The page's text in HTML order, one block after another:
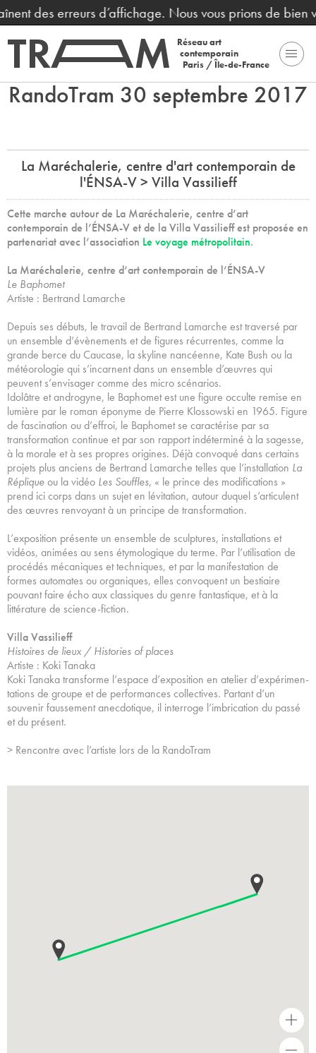
des erreurs d’affichage. Nous vous prions de bien
Réseau art
contemporain
Paris / Île-de-France
RandoTram 30 septembre 2017
La Maréchalerie, centre d'art contemporain de
l'ÉNSA-V > Villa Vassilieff
Cette marche autour de La Maréchalerie, centre d’art
contemporain de l’ÉNSA-V et de la Villa Vassilieff est proposée en
partenariat avec l’association Le voyage métropolitain.
La Maréchalerie, centre d’art contemporain de l’ÉNSA-V
Le Baphomet
Artiste : Bertrand Lamarche
Depuis ses débuts, le travail de Bertrand Lamarche est traversé par
un ensemble d’évènements et de figures récurrentes, comme la
grande berce du Caucase, la skyline nancéenne, Kate Bush ou la
météorologie qui s’incarnent dans un ensemble d’œuvres qui
peuvent s’envisager comme des micro scénarios.
Idolâtre et androgyne, le Baphomet est une figure occulte remise en
lumière par le roman éponyme de Pierre Klossowski en 1965. Figure
de fascination ou d’effroi, le Baphomet se caractérise par sa
transformation continue et par son rapport indéterminé à la sagesse,
à la morale et à ses propres origines. Déjà convoqué dans certains
projets plus anciens de Bertrand Lamarche telles que l’installation La
Répliqueou la vidéo Les Souffles, « le prince des modifications »
prend ici corps dans un sujet en lévitation, autour duquel s’articulent
des œuvres renvoyant à un principe de transformation.
L’exposition présente un ensemble de sculptures, installations et
vidéos, animées au sens étymologique du terme. Par l’utilisation de
procédés mécaniques et techniques, et par la manifestation de
formes automates ou organiques, elles convoquent un bestiaire
pouvant faire écho aux classiques du genre fantastique, et à la
littérature de science-fiction.
Villa Vassilieff
Histoires de lieux / Histories of places
Artiste : Koki Tanaka
Koki Tanaka transforme l’espace d’exposition en atelier d’expérimen-
tations de groupe et de performances collectives. Partant d’un
souvenir faussement anecdotique, il interroge l’imbrication du passé
et du présent.
> Rencontre avec l’artiste lors de la RandoTram